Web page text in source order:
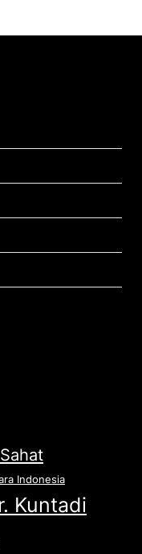
Indonesia
Kuntadi